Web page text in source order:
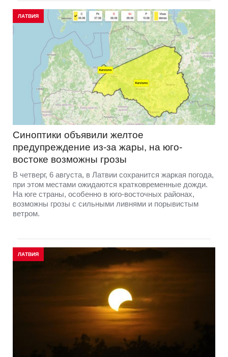
ЛАТВИЯ
Синоптики объявили желтое
предупреждение из-за жары, на юго-
востоке возможны грозы
В четверг, 6 августа, в Латвии сохранится жаркая погода,
при этом местами ожидаются кратковременные дожди.
На юге страны, особенно в юго-восточных районах,
возможны грозы с сильными ливнями и порывистым
ветром.
ЛАТВИЯ